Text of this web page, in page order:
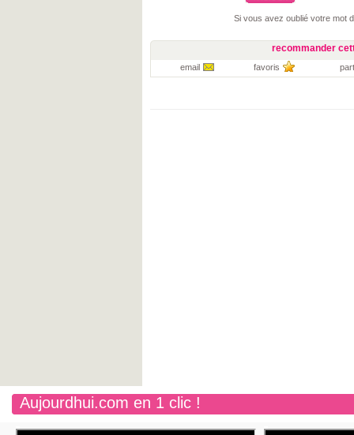
Si vous avez oublié votre mot
recommander
email favoris
Aujourdhui.com en 1 clic !